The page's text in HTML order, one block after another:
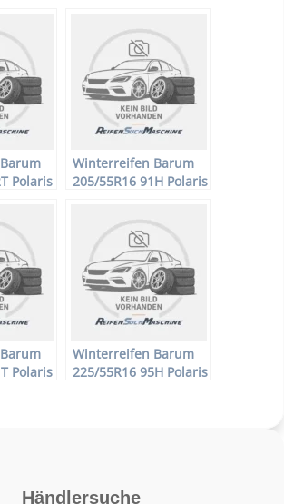
Polaris
Winterreifen Barum
205/55R16 91H Polaris
Polaris
Winterreifen Barum
225/55R16 95H Polaris
Händlersuche